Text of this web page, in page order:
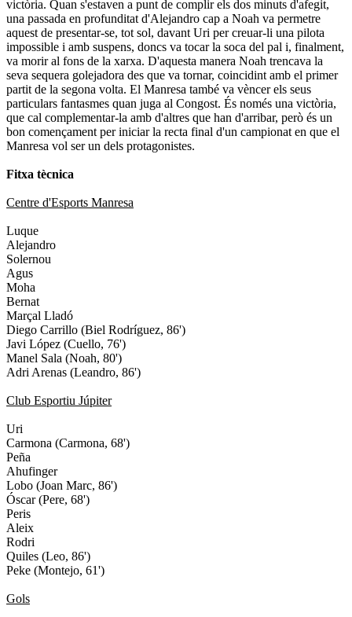
victòria. Quan s'estaven a punt de complir els dos minuts d'afegit,
una passada en profunditat d'Alejandro cap a Noah va permetre
aquest de presentar-se, tot sol, davant Uri per creuar-li una pilota
impossible i amb suspens, doncs va tocar la soca del pal i, finalment,
va morir al fons de la xarxa. D'aquesta manera Noah trencava la
seva sequera golejadora des que va tornar, coincidint amb el primer
partit de la segona volta. El Manresa també va vèncer els seus
particulars fantasmes quan juga al Congost. És només una victòria,
que cal complementar-la amb d'altres que han d'arribar, però és un
bon començament per iniciar la recta final d'un campionat en que el
Manresa vol ser un dels protagonistes.
Fitxa tècnica
Centre d'Esports Manresa
Luque
Alejandro
Solernou
Agus
Moha
Bernat
Marçal Lladó
Diego Carrillo (Biel Rodríguez, 86')
Javi López (Cuello, 76')
Manel Sala (Noah, 80')
Adri Arenas (Leandro, 86')
Club Esportiu Júpiter
Uri
Carmona (Carmona, 68')
Peña
Ahufinger
Lobo (Joan Marc, 86')
Óscar (Pere, 68')
Peris
Aleix
Rodri
Quiles (Leo, 86')
Peke (Montejo, 61')
Gols